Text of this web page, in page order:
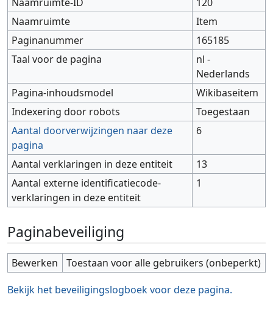
Naamruimte
Item
Paginanummer
165185
Taal voor de pagina
nl -
Nederlands
Pagina-inhoudsmodel
Wikibaseitem
Indexering door robots
Toegestaan
Aantal doorverwijzingen naar deze
pagina
6
Aantal verklaringen in deze entiteit
13
Aantal externe identificatiecode-
verklaringen in deze entiteit
1
Paginabeveiliging
Bewerken
Toestaan voor alle gebruikers (onbeperkt)
Bekijk het beveiligingslogboek voor deze pagina.